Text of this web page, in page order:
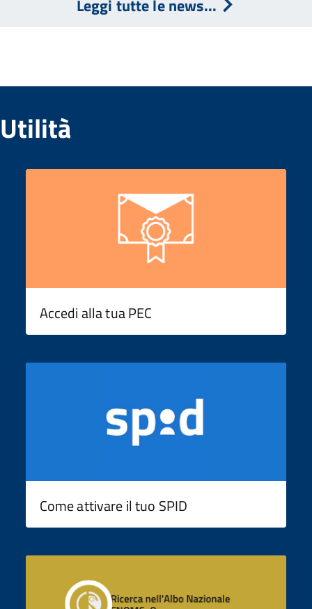
Leggi tutte le news...
Utilità
Accedi alla tua PEC
Come attivare il tuo SPID